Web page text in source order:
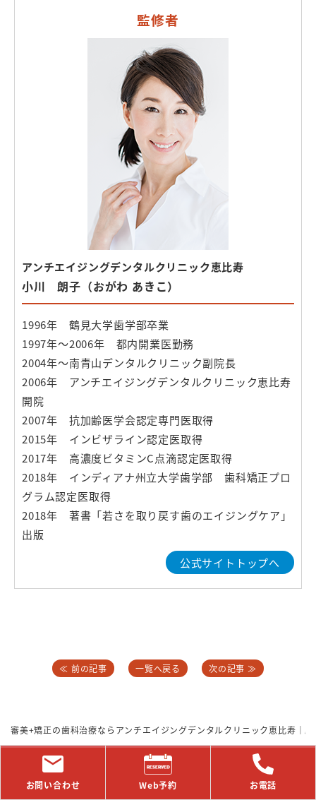
お問い合わせ Web予約 お電話
監修者
アンチエイジングデンタルクリニック恵比寿
小川 朗子（おがわ あきこ）
1996年 鶴見大学歯学部卒業
1997年〜2006年 都内開業医勤務
2004年〜南青山デンタルクリニック副院長
2006年 アンチエイジングデンタルクリニック恵比寿
開院
2007年 抗加齢医学会認定専門医取得
2015年 インビザライン認定医取得
2017年 高濃度ビタミンC点滴認定医取得
2018年 インディアナ州立大学歯学部 歯科矯正プロ
グラム認定医取得
2018年 著書「若さを取り戻す歯のエイジングケア」
出版
公式サイトトップへ
≪ 前の記事 一覧へ戻る 次の記事 ≫
審美+矯正の歯科治療ならアンチエイジングデンタルクリニック恵比寿｜